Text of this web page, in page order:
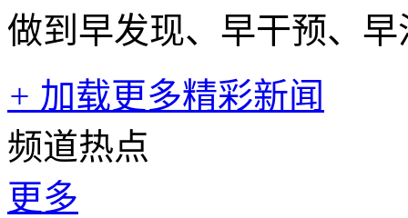
做到早发现、早干预、早
+ 加载更多精彩新闻
频道热点
更多